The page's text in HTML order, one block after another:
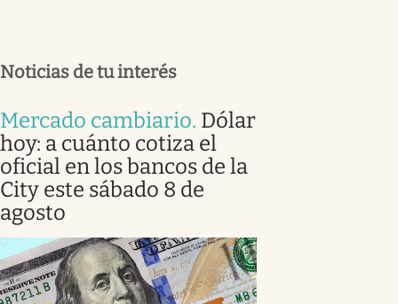
Noticias de tu interés
Mercado cambiario. Dólar
hoy: a cuánto cotiza el
oficial en los bancos de la
City este sábado 8 de
agosto